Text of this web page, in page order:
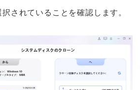
されていることを確認します。